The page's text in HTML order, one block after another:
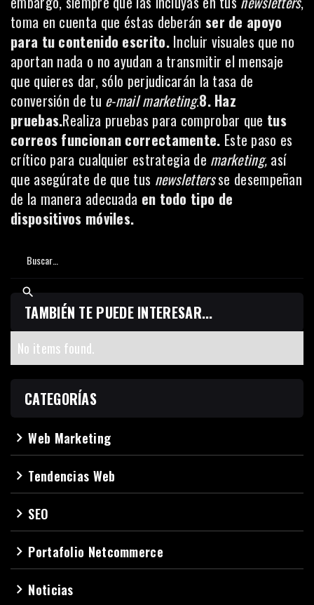
toma en cuenta que éstas deberán ser de apoyo
para tu contenido escrito.Incluir visuales que no
aportan nada o no ayudan a transmitir el mensaje
que quieres dar, sólo perjudicarán la tasa de
conversión de tu e-mail marketing.8. Haz
pruebas.Realiza pruebas para comprobar que tus
correos funcionan correctamente. Este paso es
crítico para cualquier estrategia de marketing, así
que asegúrate de que tus newslettersse desempeñan
de la manera adecuada en todo tipo de
dispositivos móviles.
TAMBIÉN TE PUEDE INTERESAR...
No items found.
CATEGORÍAS
navigate_nextWeb Marketing
navigate_next Tendencias Web
navigate_next SEO
navigate_next Portafolio Netcommerce
navigate_next Noticias